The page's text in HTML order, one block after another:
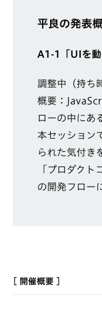
平良の発表
A1-1「UIを動
調整中（持ち
概要：
ローの中にあ
本セッション
られた気付き
「プロダク
の開発フロー
[ 開催概要 ]